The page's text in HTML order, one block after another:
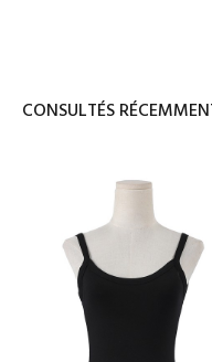
CONSULTÉS